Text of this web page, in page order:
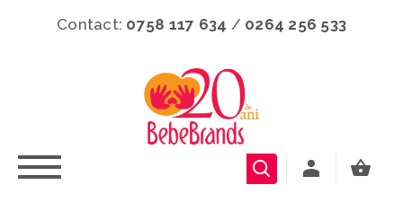
Contact: 0758 117 634 / 0264 256 533